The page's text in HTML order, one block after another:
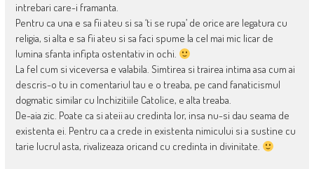
intrebari care-i framanta.
Pentru ca una e sa fii ateu si sa ‘ti se rupa’ de orice are legatura cu
religia, si alta e sa fii ateu si sa faci spume la cel mai mic licar de
lumina sfanta infipta ostentativ in ochi.
La fel cum si viceversa e valabila. Simtirea si trairea intima asa cum ai
descris-o tu in comentariul tau e o treaba, pe cand fanaticismul
dogmatic similar cu Inchizitiile Catolice, e alta treaba.
De-aia zic. Poate ca si ateii au credinta lor, insa nu-si dau seama de
existenta ei. Pentru ca a crede in existenta nimicului si a sustine cu
tarie lucrul asta, rivalizeaza oricand cu credinta in divinitate.